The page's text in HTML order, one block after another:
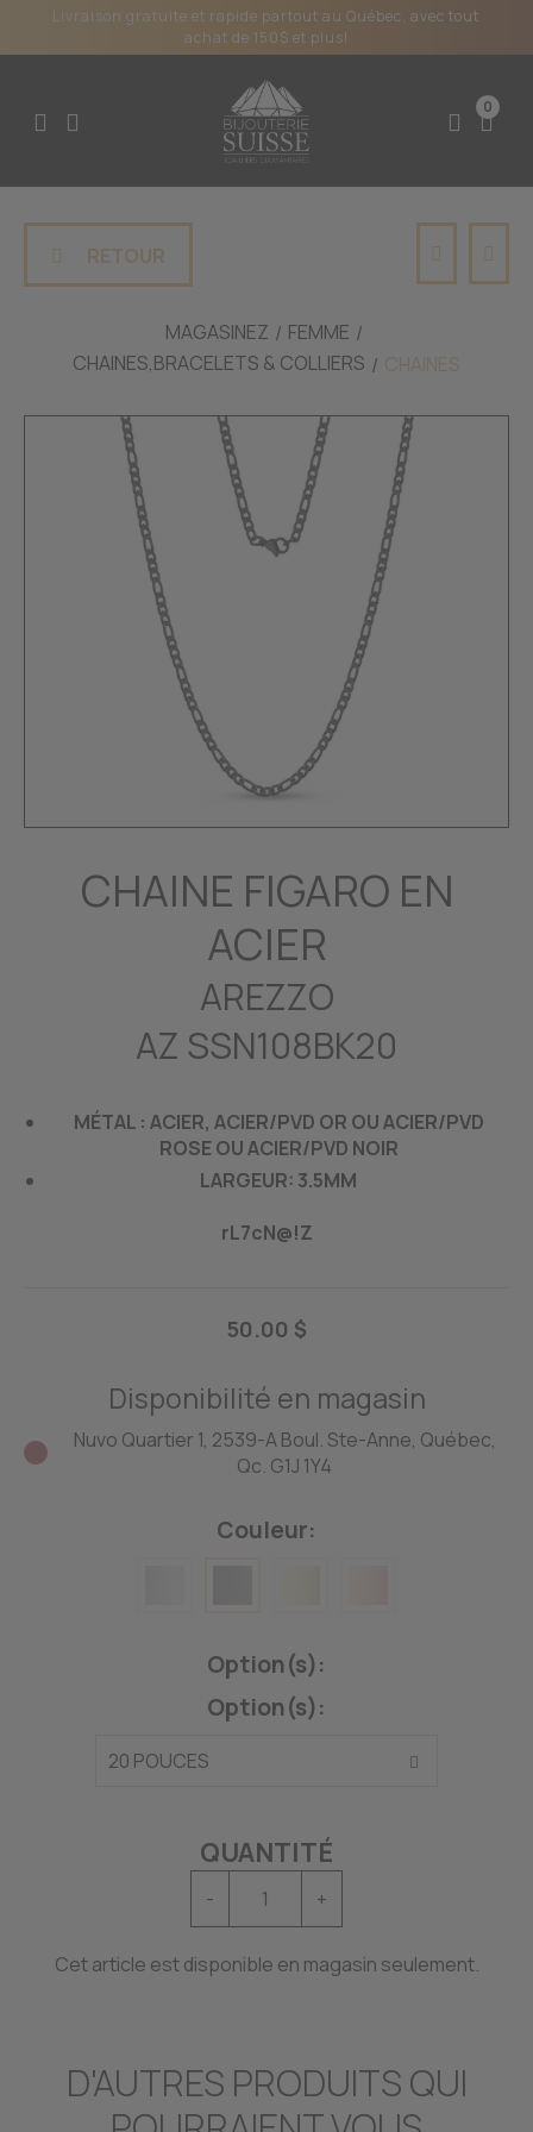
Livraison gratuite et rapide partout au Québec, avec tout
achat de 150$ et plus!
0
RETOUR
MAGASINEZ
FEMME
CHAINES,BRACELETS & COLLIERS
CHAINES
CHAINE FIGARO EN
ACIER
AREZZO
AZ SSN108BK20
MÉTAL : ACIER, ACIER/PVD OR OU ACIER/PVD
ROSE OU ACIER/PVD NOIR
LARGEUR: 3.5MM
rL7cN@!Z
50.00 $
Disponibilité en magasin
Nuvo Quartier 1, 2539-A Boul. Ste-Anne, Québec,
Qc. G1J 1Y4
Couleur:
Option(s):
Option(s):
QUANTITÉ
- +
Cet article est disponible en magasin seulement.
D'AUTRES PRODUITS QUI